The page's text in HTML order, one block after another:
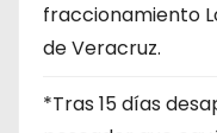
fraccionamiento
de Veracruz.
*Tras 15 días